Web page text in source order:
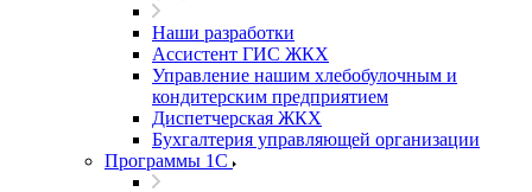
Наши разработки
Ассистент ГИС ЖКХ
Управление нашим хлебобулочным и
кондитерским предприятием
Диспетчерская ЖКХ
Бухгалтерия управляющей организации
Программы 1С